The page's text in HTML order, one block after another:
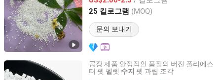
25 킬로그램 (MOQ)
문의 보내기
Zhejiang, China 이후 2025
공장 제품 안정적인 품질의 버진 폴리에스
터 펫 펠렛 수지 펫 과립 조각
Hebei Changsheng Plastic Industry Co., Ltd.